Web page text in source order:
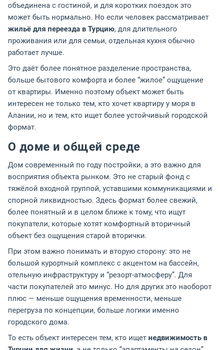
объединена с гостиной, и для коротких поездок это
может быть нормально. Но если человек рассматривает
жильё для переезда в Турцию, для длительного
проживания или для семьи, отдельная кухня обычно
работает лучше.
Это даёт более понятное разделение пространства,
больше бытового комфорта и более “жилое” ощущение
от квартиры. Именно поэтому объект может быть
интересен не только тем, кто хочет квартиру у моря в
Алании, но и тем, кто ищет более устойчивый городской
формат.
О доме и общей среде
Дом современный по году постройки, а это важно для
восприятия объекта рынком. Это не старый фонд с
тяжёлой входной группой, уставшими коммуникациями и
спорной ликвидностью. Здесь формат более свежий,
более понятный и в целом ближе к тому, что ищут
покупатели, которые хотят комфортный вторичный
объект без ощущения старой вторички.
При этом важно понимать и вторую сторону: это не
большой курортный комплекс с акцентом на бассейн,
отельную инфраструктуру и “резорт-атмосферу”. Для
части покупателей это минус. Но для других это наоборот
плюс — меньше ощущения временности, меньше
перегруза по концепции, больше логики именно
городского дома.
То есть объект интересен тем, кто ищет недвижимость в